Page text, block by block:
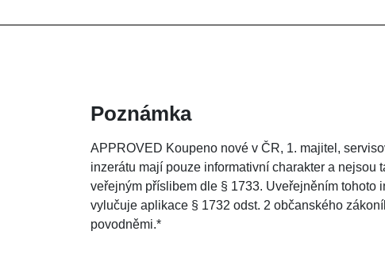
Poznámka
APPROVED Koupeno nové v ČR, 1. majitel,
inzerátu mají pouze informativní charakter a nejsou
veřejným příslibem dle § 1733. Uveřejněním tohoto
vylučuje aplikace § 1732 odst. 2 občanského
povodněmi.*